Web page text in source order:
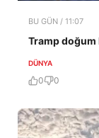
BU GÜN / 11:07
Tramp doğum
DÜNYA
0 0